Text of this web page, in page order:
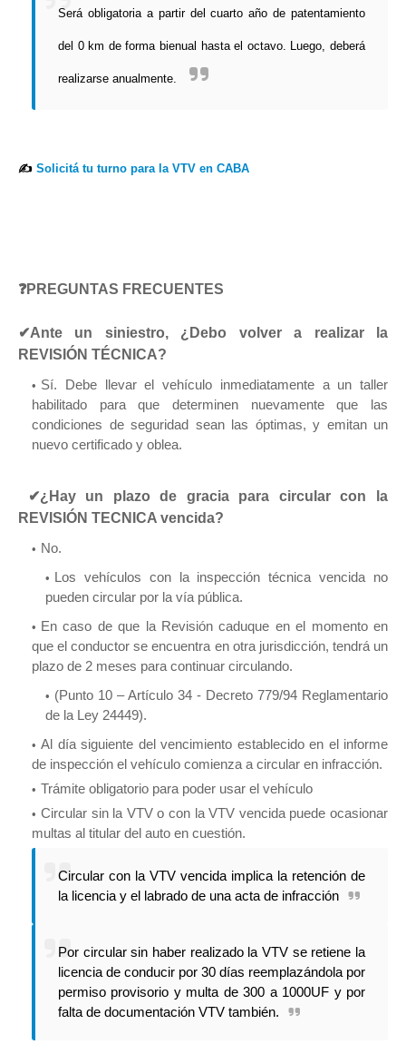
Será obligatoria a partir del cuarto año de patentamiento
del 0 km de forma bienual hasta el octavo. Luego, deberá
realizarse anualmente.
✍ Solicitá tu turno para la VTV en CABA
❓PREGUNTAS FRECUENTES
✔Ante un siniestro, ¿Debo volver a realizar la
REVISIÓN TÉCNICA?
Sí. Debe llevar el vehículo inmediatamente a un taller
habilitado para que determinen nuevamente que las
condiciones de seguridad sean las óptimas, y emitan un
nuevo certificado y oblea.
✔¿Hay un plazo de gracia para circular con la
REVISIÓN TECNICA vencida?
No.
Los vehículos con la inspección técnica vencida no
pueden circular por la vía pública.
En caso de que la Revisión caduque en el momento en
que el conductor se encuentra en otra jurisdicción, tendrá un
plazo de 2 meses para continuar circulando.
(Punto 10 – Artículo 34 - Decreto 779/94 Reglamentario
de la Ley 24449).
Al día siguiente del vencimiento establecido en el informe
de inspección el vehículo comienza a circular en infracción.
Trámite obligatorio para poder usar el vehículo
Circular sin la VTV o con la VTV vencida puede ocasionar
multas al titular del auto en cuestión.
Circular con la VTV vencida implica la retención de
la licencia y el labrado de una acta de infracción
Por circular sin haber realizado la VTV se retiene la
licencia de conducir por 30 días reemplazándola por
permiso provisorio y multa de 300 a 1000UF y por
falta de documentación VTV también.